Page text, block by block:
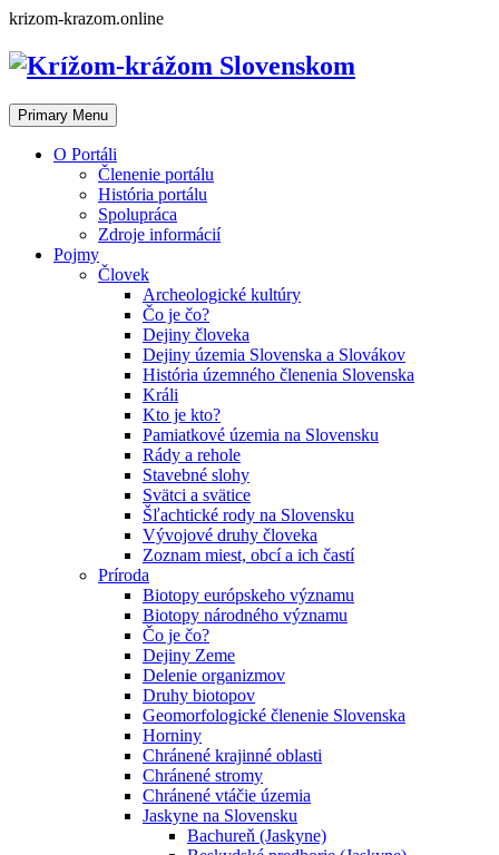
Skip
content
krizom-krazom.online
Primary Menu
O Portáli
Členenie portálu
História portálu
Spolupráca
Zdroje informácií
Pojmy
Človek
Archeologické kultúry
Čo je čo?
Dejiny človeka
Dejiny územia Slovenska a Slovákov
História územného členenia Slovenska
Králi
Kto je kto?
Pamiatkové územia na Slovensku
Rády a rehole
Stavebné slohy
Svätci a svätice
Šľachtické rody na Slovensku
Vývojové druhy človeka
Zoznam miest, obcí a ich častí
Príroda
Biotopy európskeho významu
Biotopy národného významu
Čo je čo?
Dejiny Zeme
Delenie organizmov
Druhy biotopov
Geomorfologické členenie Slovenska
Horniny
Chránené krajinné oblasti
Chránené stromy
Chránené vtáčie územia
Jaskyne na Slovensku
Bachureň (Jaskyne)